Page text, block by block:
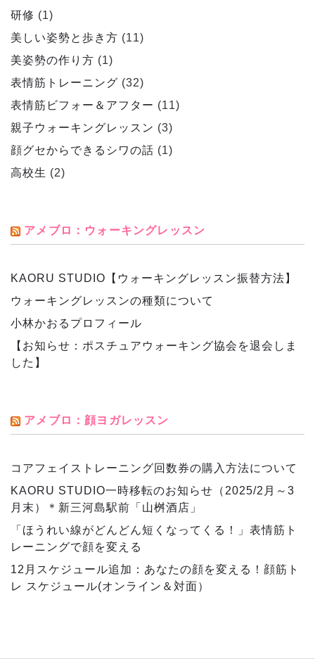
研修 (1)
美しい姿勢と歩き方 (11)
美姿勢の作り方 (1)
表情筋トレーニング (32)
表情筋ビフォー＆アフター (11)
親子ウォーキングレッスン (3)
顔グセからできるシワの話 (1)
高校生 (2)
アメブロ：ウォーキングレッスン
KAORU STUDIO【ウォーキングレッスン振替方法】
ウォーキングレッスンの種類について
小林かおるプロフィール
【お知らせ：ポスチュアウォーキング協会を退会しま
した】
アメブロ：顔ヨガレッスン
コアフェイストレーニング回数券の購入方法について
KAORU STUDIO一時移転のお知らせ（2025/2月～3
月末）＊新三河島駅前「山桝酒店」
「ほうれい線がどんどん短くなってくる！」表情筋ト
レーニングで顔を変える
12月スケジュール追加：あなたの顔を変える！顔筋ト
レ スケジュール(オンライン＆対面）